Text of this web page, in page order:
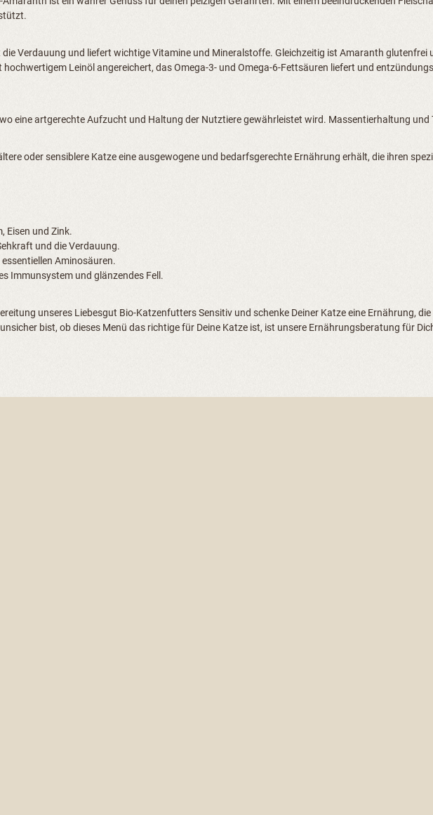
Verdauung und liefert wichtige Vitamine und Mineralstoffe. Gleichzeitig ist Amaranth glutenfrei
Leinöl angereichert, das Omega-3- und Omega-6-Fettsäuren liefert und
eine artgerechte Aufzucht und Haltung der Nutztiere gewährleistet wird. Massentierhaltung und
oder sensiblere Katze eine ausgewogene und bedarfsgerechte Ernährung erhält, die ihren
Eisen und Zink.
und die Verdauung.
Aminosäuren.
Immunsystem und glänzendes Fell.
unseres Liebesgut Bio-Katzenfutters Sensitiv und schenke Deiner Katze eine Ernährung,
bist, ob dieses Menü das richtige für Deine Katze ist, ist unsere Ernährungsberatung für